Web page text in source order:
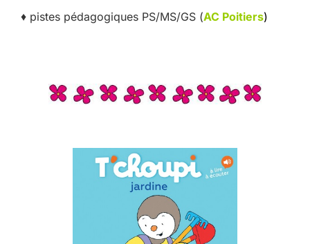
♦ pistes pédagogiques PS/MS/GS (AC Poitiers)